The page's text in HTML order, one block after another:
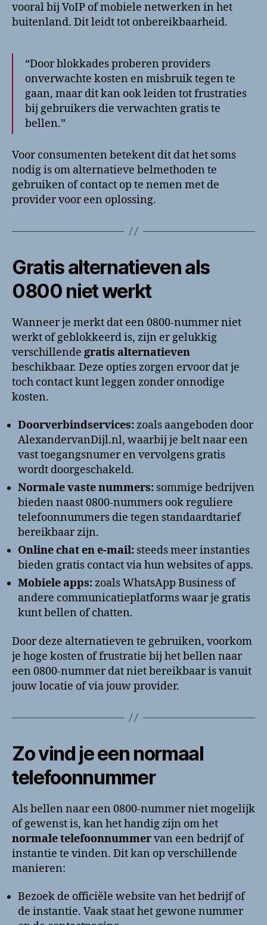
vooral bij VoIP of mobiele netwerken in het
buitenland. Dit leidt tot onbereikbaarheid.
“Door blokkades proberen providers
onverwachte kosten en misbruik tegen te
gaan, maar dit kan ook leiden tot frustraties
bij gebruikers die verwachten gratis te
bellen.”
Voor consumenten betekent dit dat het soms
nodig is om alternatieve belmethoden te
gebruiken of contact op te nemen met de
provider voor een oplossing.
Gratis alternatieven als
0800 niet werkt
Wanneer je merkt dat een 0800-nummer niet
werkt of geblokkeerd is, zijn er gelukkig
verschillende gratis alternatieven
beschikbaar. Deze opties zorgen ervoor dat je
toch contact kunt leggen zonder onnodige
kosten.
Doorverbindservices:zoals aangeboden door
AlexandervanDijl.nl, waarbij je belt naar een
vast toegangsnumer en vervolgens gratis
wordt doorgeschakeld.
Normale vaste nummers: sommige bedrijven
bieden naast 0800-nummers ook reguliere
telefoonnummers die tegen standaardtarief
bereikbaar zijn.
Online chat en e-mail: steeds meer instanties
bieden gratis contact via hun websites of apps.
Mobiele apps:zoals WhatsApp Business of
andere communicatieplatforms waar je gratis
kunt bellen of chatten.
Door deze alternatieven te gebruiken, voorkom
je hoge kosten of frustratie bij het bellen naar
een 0800-nummer dat niet bereikbaar is vanuit
jouw locatie of via jouw provider.
Zo vind je een normaal
telefoonnummer
Als bellen naar een 0800-nummer niet mogelijk
of gewenst is, kan het handig zijn om het
normale telefoonnummervan een bedrijf of
instantie te vinden. Dit kan op verschillende
manieren:
Bezoek de officiële website van het bedrijf of
de instantie. Vaak staat het gewone nummer